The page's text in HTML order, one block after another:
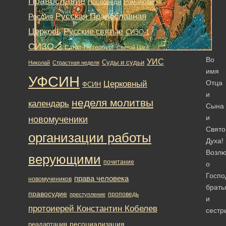
Во
имя
Отца
и
Сына
и
Духа!
о
и
Проповеди Романовы
Россия Русская Православная
Церковь Русские святые СИЗО-1
СИЗО-2 Санкт-Петербург Святой Царь
Николай Страстная неделя Суды и судьи УИС
УФСИН ФСИН Церковный
календарь неделя молитвы
новомученики
организации работы
верующими почитание
новомучеников права человека
правосудие преступление проповедь
протоиерей Константин Кобелев
реадаптация ресоциализация